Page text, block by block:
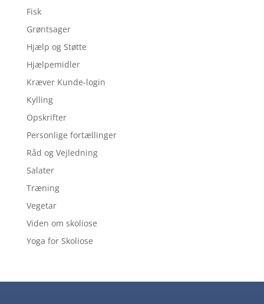
Fisk
Grøntsager
Hjælp og Støtte
Hjælpemidler
Kræver Kunde-login
Kylling
Opskrifter
Personlige fortællinger
Råd og Vejledning
Salater
Træning
Vegetar
Viden om skoliose
Yoga for Skoliose